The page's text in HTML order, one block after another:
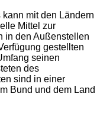
mit den Ländern
Mittel zur
in den Außenstellen
gestellten
seinen
des
sind in einer
Bund und dem Land